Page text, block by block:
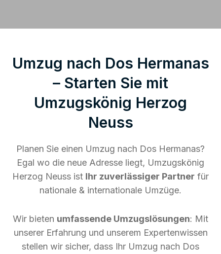
Umzug nach Dos Hermanas
– Starten Sie mit
Umzugskönig Herzog
Neuss
Planen Sie einen Umzug nach Dos Hermanas?
Egal wo die neue Adresse liegt, Umzugskönig
Herzog Neuss ist Ihr zuverlässiger Partner für
nationale & internationale Umzüge.
Wir bieten umfassende Umzugslösungen: Mit
unserer Erfahrung und unserem Expertenwissen
stellen wir sicher, dass Ihr Umzug nach Dos